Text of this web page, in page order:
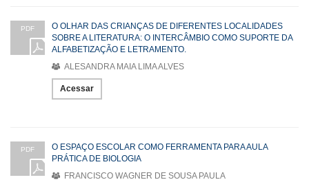
PDF
O OLHAR DAS CRIANÇAS DE DIFERENTES LOCALIDADES
SOBRE A LITERATURA: O INTERCÂMBIO COMO SUPORTE DA
ALFABETIZAÇÃO E LETRAMENTO.
ALESANDRA MAIA LIMA ALVES
Acessar
PDF
O ESPAÇO ESCOLAR COMO FERRAMENTA PARA AULA
PRÁTICA DE BIOLOGIA
FRANCISCO WAGNER DE SOUSA PAULA